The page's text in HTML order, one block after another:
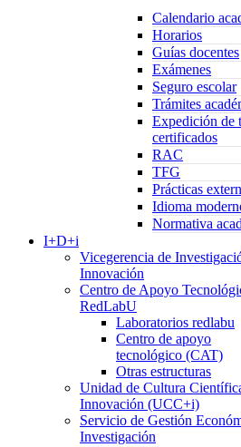
Calendario
Horarios
Guías docentes
Exámenes
Seguro escolar
Trámites
Expedición de
certificados
RAC
TFG
Prácticas
Idioma
Normativa
I+D+i
Vicegerencia de
Innovación
Centro de Apoyo
RedLabU
Laboratorios redlabu
Centro de apoyo
tecnológico (CAT)
Otras estructuras
Unidad de Cultura
Innovación (UCC+i)
Servicio de Gestión
Investigación